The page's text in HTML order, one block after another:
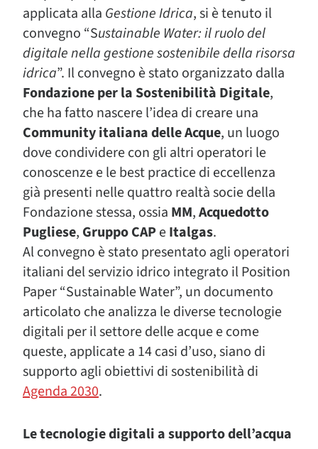
applicata alla Gestione Idrica, si è tenuto il
convegno “Sustainable Water: il ruolo del
digitale nella gestione sostenibile della risorsa
idrica”. Il convegno è stato organizzato dalla
Fondazione per la Sostenibilità Digitale,
che ha fatto nascere l’idea di creare una
Community italiana delle Acque, un luogo
dove condividere con gli altri operatori le
conoscenze e le best practice di eccellenza
già presenti nelle quattro realtà socie della
Fondazione stessa, ossia MM,Acquedotto
Pugliese, Gruppo CAPeItalgas.
Al convegno è stato presentato agli operatori
italiani del servizio idrico integrato il Position
Paper “Sustainable Water”, un documento
articolato che analizza le diverse tecnologie
digitali per il settore delle acque e come
queste, applicate a 14 casi d’uso, siano di
supporto agli obiettivi di sostenibilità di
Agenda 2030.
Le tecnologie digitali a supporto dell’acqua